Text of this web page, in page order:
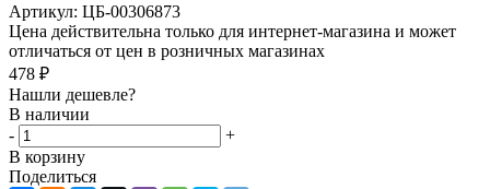
Артикул: ЦБ-00306873
Цена действительна только для интернет-магазина и может
отличаться от цен в розничных магазинах
478 ₽
Нашли дешевле?
В наличии
-
+
В корзину
Поделиться